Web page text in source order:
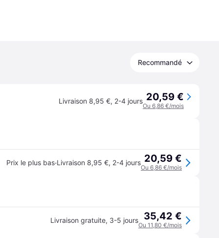
Recommandé
Livraison 8,95 €, 2-4 jours 20,59 €
Ou 6,86 €/mois
Prix le plus bas·Livraison 8,95 €, 2-4 jours 20,59 €
Ou 6,86 €/mois
Livraison gratuite, 3-5 jours 35,42 €
Ou 11,80 €/mois